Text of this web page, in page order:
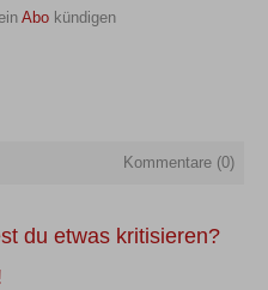
Abo kündigen
Kommentare (0)
du etwas kritisieren?